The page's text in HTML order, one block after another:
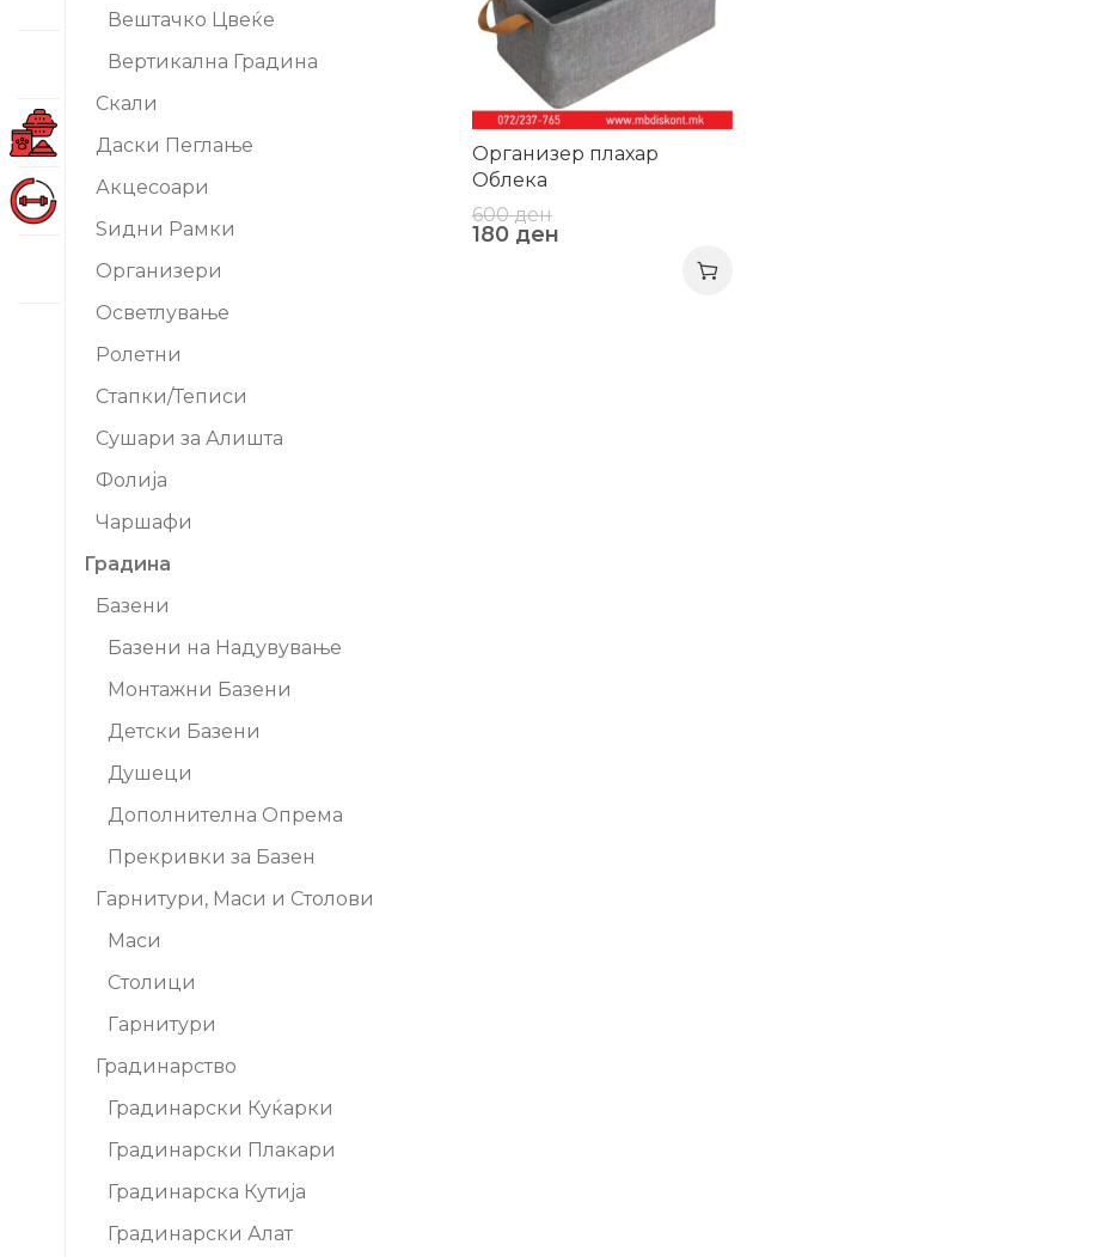
Вештачко Цвеќе
Вертикална Градина
Скали
Даски Пеглање
Акцесоари
Ѕидни Рамки
Организери
Осветлување
Ролетни
Стапки/Теписи
Сушари за Алишта
Фолија
Чаршафи
Градина
Базени
Базени на Надувување
Монтажни Базени
Детски Базени
Душеци
Дополнителна Опрема
Прекривки за Базен
Гарнитури, Маси и Столови
Маси
Столици
Гарнитури
Градинарство
Градинарски Куќарки
Градинарски Плакари
Градинарска Кутија
Градинарски Алат
Организер плахар
Облека
600ден
180 ден